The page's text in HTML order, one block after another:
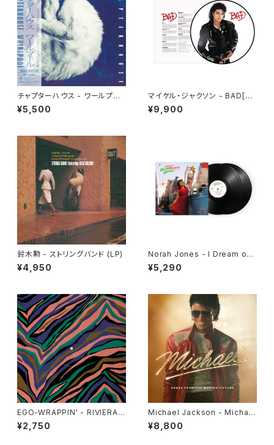
チャプターハウス - ワールプー
ル(LP)
¥5,500
マイケル・ジャクソン - BAD[PI
CTURE VINYL](LP)
¥9,900
鈴木勲 - ストリングバンド (LP)
¥4,950
Norah Jones - I Dream of
Christmas deluxe(2LP)
¥5,290
EGO-WRAPPIN' - RIVIERA
[クリア・ヴァイナル](12")
¥2,750
Michael Jackson - Michae
l: Songs From The Motion
Picture(2LP)
¥8,800